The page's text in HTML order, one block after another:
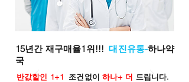
15년간 재구매율1위!!!대진유통-하나약
국
반값할인 1+1 조건없이 하나+ 더 드립니다.